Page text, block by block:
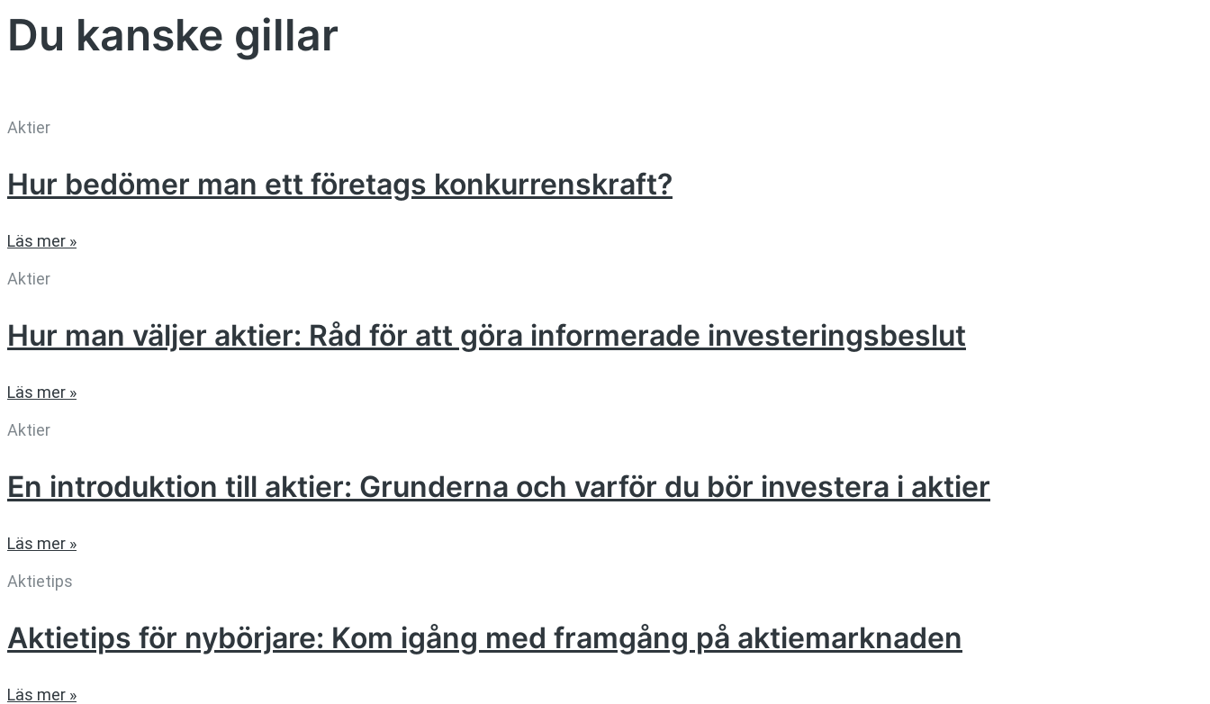
Du kanske gillar
Aktier
Hur bedömer man ett företags konkurrenskraft?
Läs mer »
Aktier
Hur man väljer aktier: Råd för att göra informerade investeringsbeslut
Läs mer »
Aktier
En introduktion till aktier: Grunderna och varför du bör investera i aktier
Läs mer »
Aktietips
Aktietips för nybörjare: Kom igång med framgång på aktiemarknaden
Läs mer »